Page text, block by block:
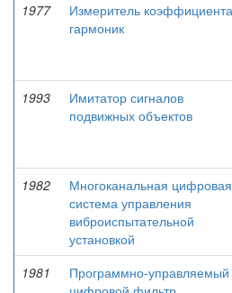
1977
Измеритель коэффициента
гармоник
1993
Имитатор сигналов
подвижных объектов
1982
Многоканальная цифровая
система управления
виброиспытательной
установкой
1981
Программно-управляемый